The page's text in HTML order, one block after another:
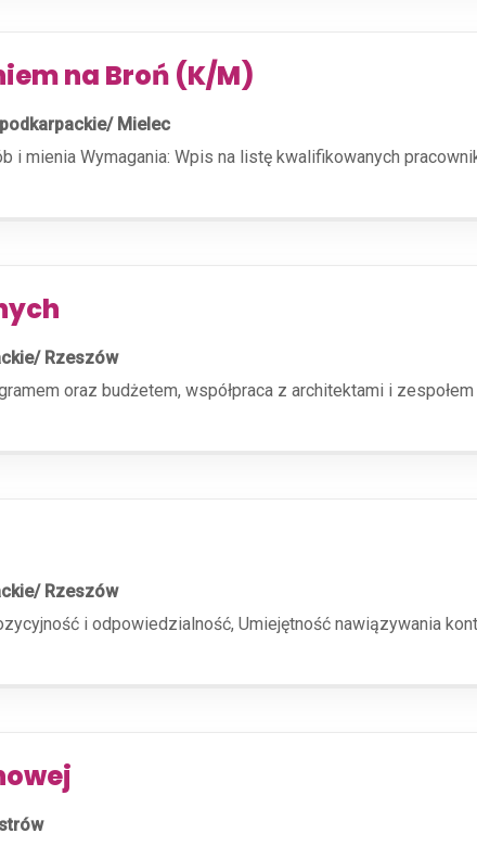
na Broń (K/M)
podkarpackie/ Mielec
mienia Wymagania: Wpis na listę kwalifikowanych
Rzeszów
oraz budżetem, współpraca z architektami i
Rzeszów
i odpowiedzialność, Umiejętność nawiązywania